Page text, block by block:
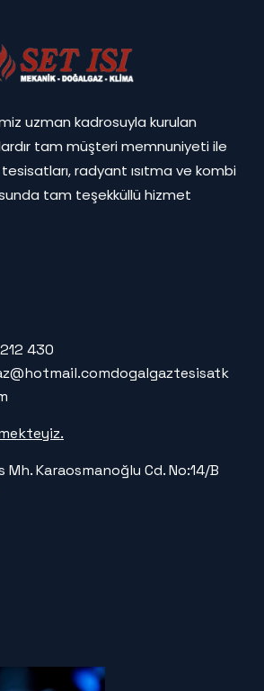
uzman kadrosuyla kurulan
tam müşteri memnuniyeti ile
radyant ısıtma ve kombi
tam teşekküllü hizmet
430
dogalgaztesisatk
Mh. Karaosmanoğlu Cd. No:14/B